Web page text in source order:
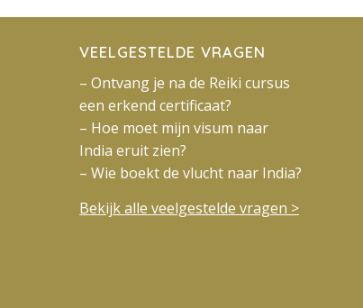
VEELGESTELDE VRAGEN
– Ontvang je na de Reiki cursus
een erkend certificaat?
– Hoe moet mijn visum naar
India eruit zien?
– Wie boekt de vlucht naar India?
Bekijk alle veelgestelde vragen >